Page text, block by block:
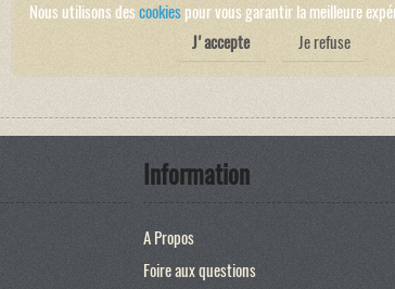
Nous utilisons des cookiespour vous garantir la meilleure
J'accepte
Je refuse
Information
A Propos
Foire aux questions